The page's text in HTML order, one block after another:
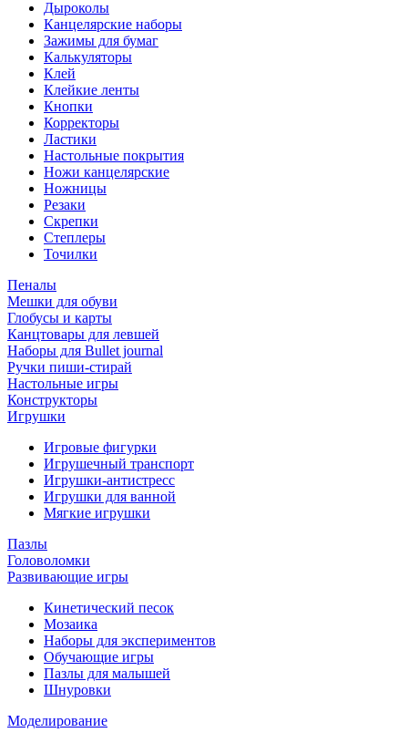
Дыроколы
Канцелярские наборы
Зажимы для бумаг
Калькуляторы
Клей
Клейкие ленты
Кнопки
Корректоры
Ластики
Настольные покрытия
Ножи канцелярские
Ножницы
Резаки
Скрепки
Степлеры
Точилки
Пеналы
Мешки для обуви
Глобусы и карты
Канцтовары для левшей
Наборы для Bullet journal
Ручки пиши-стирай
Настольные игры
Конструкторы
Игрушки
Игровые фигурки
Игрушечный транспорт
Игрушки-антистресс
Игрушки для ванной
Мягкие игрушки
Пазлы
Головоломки
Развивающие игры
Кинетический песок
Мозаика
Наборы для экспериментов
Обучающие игры
Пазлы для малышей
Шнуровки
Моделирование